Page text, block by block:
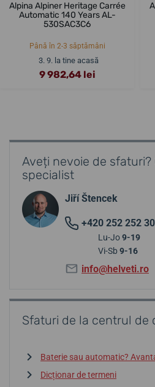
Alpina Alpiner Heritage Carrée
Automatic 140 Years AL-
530SAC3C6
Până în 2-3 săptămâni
3. 9. la tine acasă
9 982,64 lei
Aveți nevoie de
specialist
Jiří Štencek
+420 252 252
Lu-Jo9-19
Vi-Sb 9-16
info@helveti.ro
Sfaturi de la centrul de
Baterie sau automatic?
Dicționar de termeni